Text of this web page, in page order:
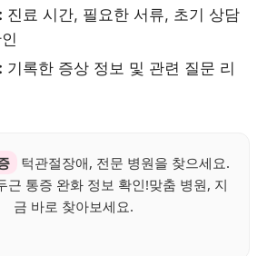
진료 시간, 필요한 서류, 초기 상담
기록한 증상 정보 및 관련 질문 리
턱관절장애, 전문 병원을 찾으세요.
근 통증 완화 정보 확인!맞춤 병원, 지
금 바로 찾아보세요.